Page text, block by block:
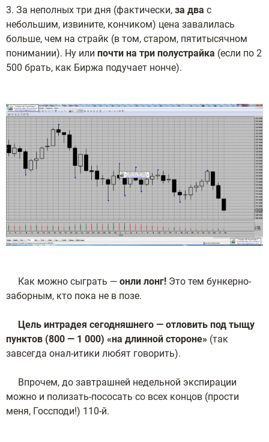
3. За неполных три дня (фактически, за два с
небольшим, извините, кончиком) цена завалилась
больше, чем на страйк (в том, старом, пятитысячном
понимании). Ну или почти на три полустрайка (если по 2
500 брать, как Биржа подучает нонче).
Как можно сыграть — онли лонг! Это тем бункерно-
заборным, кто пока не в позе.
Цель интрадея сегодняшнего — отловить под тыщу
пунктов (800 — 1 000) «на длинной стороне» (так
завсегда онал-итики любят говорить).
Впрочем, до завтрашней недельной экспирации
можно и полизать-пососать со всех концов (прости
меня, Госсподи!) 110-й.